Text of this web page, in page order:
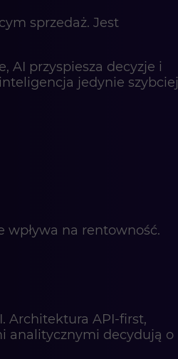
sprzedaż. Jest
AI przyspiesza decyzje i
jedynie szybciej
na rentowność.
Architektura API-first,
analitycznymi decydują o